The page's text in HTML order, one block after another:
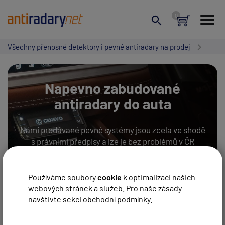
Používáme souborycookie k optimalizaci našich
webových stránek a služeb. Pro naše zásady
navštivte sekci obchodní podmínky.
Všechny přenosné detektory i pevné antiradary na prodej
Napevno zabudované
antiradary do auta
Námi prodávané pevné systémy jsou zcela ve shodě
s právními předpisy a lze je bez problémů v ČR